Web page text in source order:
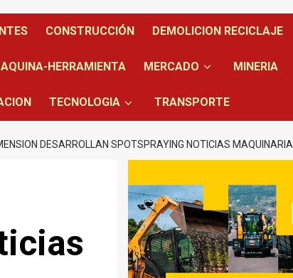
CONSTRUCCIÓN DEMOLICION RECICLAJE
HERRAMIENTA MERCADO MINERIA
TECNOLOGIA TRANSPORTE
DESARROLLAN SPOTSPRAYING NOTICIAS MAQUINARIA